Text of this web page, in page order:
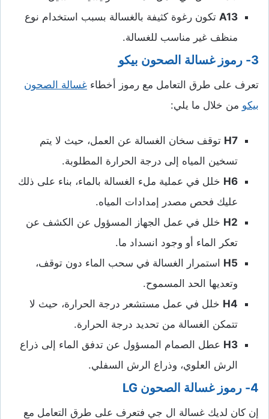
A13 تكون رغوة كثيفة بالغسالة بسبب استخدام نوع
منظف غير مناسب للغسالة.
3- رموز غسالة الصحون بيكو
تعرف على طرق التعامل مع رموز أخطاء غسالة الصحون
بيكو من خلال ما يلي:
H7 توقف سخان الغسالة عن العمل، حيث لا يتم
تسخين المياه إلى درجة الحرارة المطلوبة.
H6 خلل في عملية ملء الغسالة بالماء، بناء على ذلك
عليك فحص مصدر إمدادات المياه.
H2 خلل في عمل الجهاز المسؤول عن الكشف عن
تعكر الماء أو وجود انسداد ما.
H5 استمرار الغسالة في سحب الماء دون توقف،
وتعديها الحد المسموح.
H4 خلل في عمل مستشعر درجة الحرارة، حيث لا
تتمكن الغسالة من تحديد درجة الحرارة.
H3 عطل الصمام المسؤول عن تدفق الماء إلى ذراع
الرش العلوي، وذراع الرش السفلي.
4- رموز غسالة الصحون LG
إن كان لديك غسالة ال جي فتعرف على طرق التعامل مع